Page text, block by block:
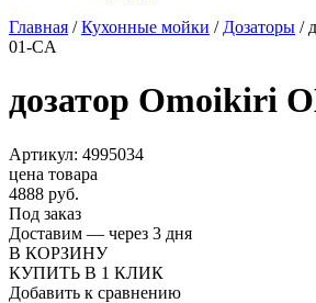
Главная /Кухонные мойки / Дозаторы /
01-CA
дозатор Omoikiri
Артикул: 4995034
цена товара
4888 руб.
Под заказ
Доставим — через 3 дня
В КОРЗИНУ
КУПИТЬ В 1 КЛИК
Добавить к сравнению